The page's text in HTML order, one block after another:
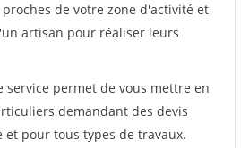
de votre zone d'activité et
artisan pour réaliser leurs
service permet de vous mettre en
demandant des devis
et pour tous types de travaux.